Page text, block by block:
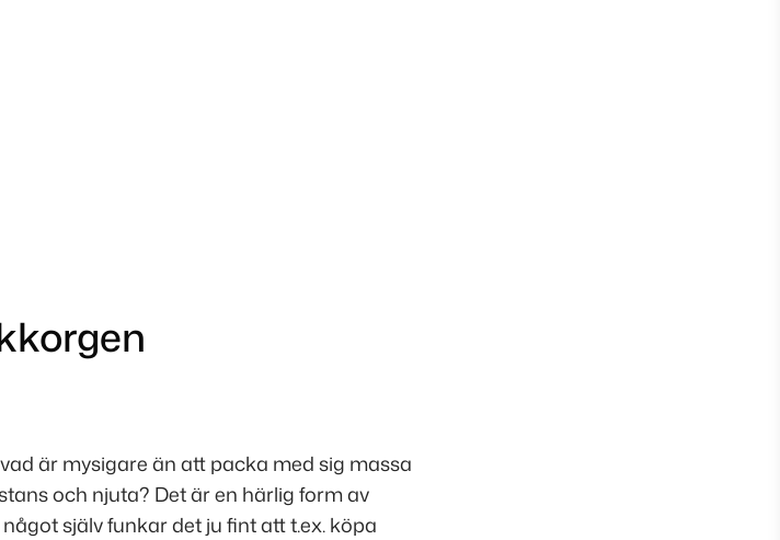
är mysigare än att packa med sig massa
och njuta? Det är en härlig form av
själv funkar det ju fint att t.ex. köpa